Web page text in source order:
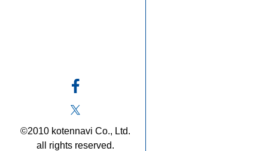
©2010 kotennavi Co., Ltd.
all rights reserved.